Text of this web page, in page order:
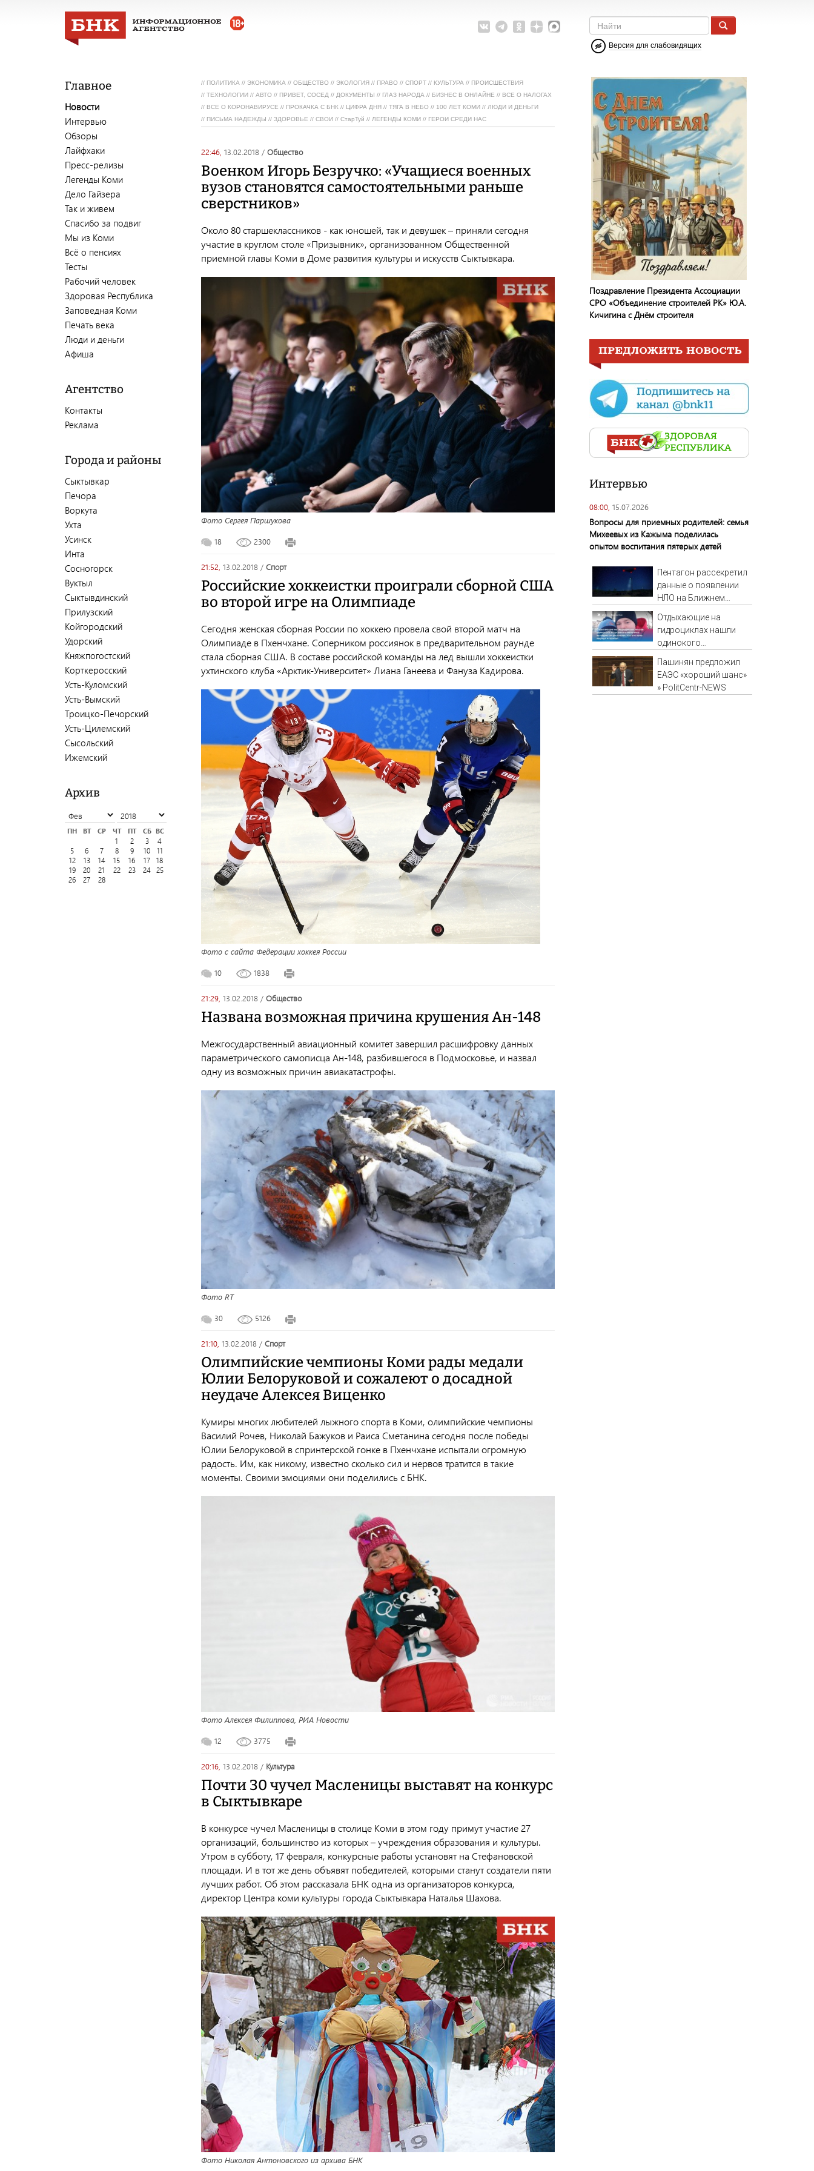
Версия для слабовидящих
Главное
Новости
Интервью
Обзоры
Лайфхаки
Пресс-релизы
Легенды Коми
Дело Гайзера
Так и живем
Спасибо за подвиг
Мы из Коми
Всё о пенсиях
Тесты
Рабочий человек
Здоровая Республика
Заповедная Коми
Печать века
Люди и деньги
Афиша
Агентство
Контакты
Реклама
Города и районы
Сыктывкар
Печора
Воркута
Ухта
Усинск
Инта
Сосногорск
Вуктыл
Сыктывдинский
Прилузский
Койгородский
Удорский
Княжпогостский
Корткеросский
Усть-Куломский
Усть-Вымский
Троицко-Печорский
Усть-Цилемский
Сысольский
Ижемский
Архив
ПН ВТ СР ЧТ ПТ СБ ВС
1
2 3
4
5
6 7 8 9 10
11
12
13 14 15 16 17
18
19
20 21 22 23 24 25
26
27 28
// ПОЛИТИКА // ЭКОНОМИКА // ОБЩЕСТВО // ЭКОЛОГИЯ // ПРАВО // СПОРТ // КУЛЬТУРА // ПРОИСШЕСТВИЯ
// ТЕХНОЛОГИИ // АВТО // ПРИВЕТ, СОСЕД // ДОКУМЕНТЫ // ГЛАЗ НАРОДА // БИЗНЕС В ОНЛАЙНЕ // ВСЕ О НАЛОГАХ
// ВСЕ О КОРОНАВИРУСЕ // ПРОКАЧКА С БНК // ЦИФРА ДНЯ // ТЯГА В НЕБО // 100 ЛЕТ КОМИ // ЛЮДИ И ДЕНЬГИ
// ПИСЬМА НАДЕЖДЫ // ЗДОРОВЬЕ // СВОИ // СтарТуй // ЛЕГЕНДЫ КОМИ // ГЕРОИ СРЕДИ НАС
22:46, 13.02.2018 / общество
Военком Игорь Безручко: «Учащиеся военных
вузов становятся самостоятельными раньше
сверстников»
Около 80 старшеклассников - как юношей, так и девушек – приняли сегодня
участие в круглом столе «Призывник», организованном Общественной
приемной главы Коми в Доме развития культуры и искусств Сыктывкара.
Фото Сергея Паршукова
18 2300
21:52, 13.02.2018 / спорт
Российские хоккеистки проиграли сборной США
во второй игре на Олимпиаде
Сегодня женская сборная России по хоккею провела свой второй матч на
Олимпиаде в Пхенчхане. Соперником россиянок в предварительном раунде
стала сборная США. В составе российской команды на лед вышли хоккеистки
ухтинского клуба «Арктик-Университет» Лиана Ганеева и Фануза Кадирова.
Фото с сайта Федерации хоккея России
10 1838
21:29, 13.02.2018 / общество
Названа возможная причина крушения Ан-148
Межгосударственный авиационный комитет завершил расшифровку данных
параметрического самописца Ан-148, разбившегося в Подмосковье, и назвал
одну из возможных причин авиакатастрофы.
Фото RT
30 5126
21:10, 13.02.2018 / спорт
Олимпийские чемпионы Коми рады медали
Юлии Белоруковой и сожалеют о досадной
неудаче Алексея Виценко
Кумиры многих любителей лыжного спорта в Коми, олимпийские чемпионы
Василий Рочев, Николай Бажуков и Раиса Сметанина сегодня после победы
Юлии Белоруковой в спринтерской гонке в Пхенчхане испытали огромную
радость. Им, как никому, известно сколько сил и нервов тратится в такие
моменты. Своими эмоциями они поделились с БНК.
Фото Алексея Филиппова, РИА Новости
12 3775
20:16, 13.02.2018 / культура
Почти 30 чучел Масленицы выставят на конкурс
в Сыктывкаре
В конкурсе чучел Масленицы в столице Коми в этом году примут участие 27
организаций, большинство из которых – учреждения образования и культуры.
Утром в субботу, 17 февраля, конкурсные работы установят на Стефановской
площади. И в тот же день объявят победителей, которыми станут создатели пяти
лучших работ. Об этом рассказала БНК одна из организаторов конкурса,
директор Центра коми культуры города Сыктывкара Наталья Шахова.
Фото Николая Антоновского из архива БНК
Поздравление Президента Ассоциации
СРО «Объединение строителей РК» Ю.А.
Кичигина с Днём строителя
Интервью
08:00, 15.07.2026
Вопросы для приемных родителей: семья
Михеевых из Кажыма поделилась
опытом воспитания пятерых детей
Пентагон рассекретил
данные о появлении
НЛО на Ближнем
Отдыхающие на
гидроциклах нашли
одинокого
на лодке: он
рассказал, что его
папа нырнул и пропал
Пашинян предложил
ЕАЭС «хороший шанс»
» PolitCentr-NEWS